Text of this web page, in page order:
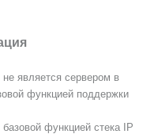
является сервером в
функцией поддержки
базовой функцией стека IP